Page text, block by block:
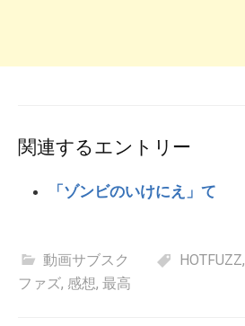
関連するエントリー
「ゾンビのいけにえ」て
動画サブスク HOTFUZZ,
ファズ, 感想, 最高